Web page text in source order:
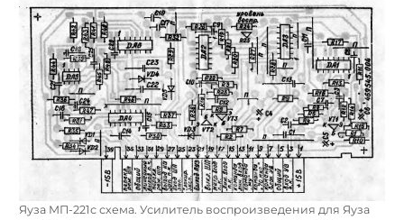
Яуза МП-221с схема. Усилитель воспроизведения для Яуза